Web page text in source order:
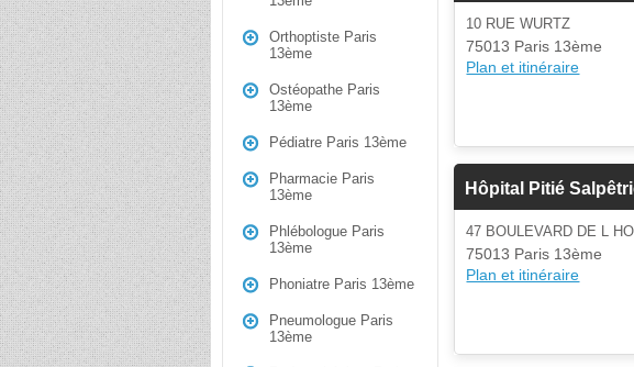
Orthoptiste Paris
13ème
Ostéopathe Paris
13ème
Pédiatre Paris 13ème
Pharmacie Paris
13ème
Phlébologue Paris
13ème
Phoniatre Paris 13ème
Pneumologue Paris
13ème
10 RUE WURTZ
75013 Paris 13ème
Plan et itinéraire
Hôpital Pitié
47 BOULEVARD DE L
75013 Paris 13ème
Plan et itinéraire